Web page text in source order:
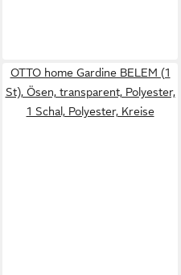
OTTO home Gardine BELEM (1
St), Ösen, transparent, Polyester,
1 Schal, Polyester, Kreise